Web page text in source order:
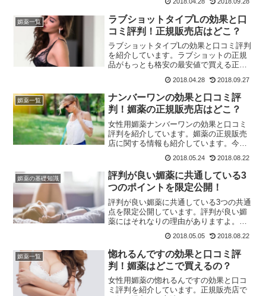
2018.04.28 2018.09.28
媚薬一覧
ラブショットタイプLの効果と口
コミ評判！正規販売店はどこ？
ラブショットタイプLの効果と口コミ評判
を紹介しています。ラブショットの正規
品がもっとも格安の最安値で買える正規
2018.04.28 2018.09.27
媚薬一覧
ナンバーワンの効果と口コミ評
判！媚薬の正規販売店はどこ？
女性用媚薬ナンバーワンの効果と口コミ
評判を紹介しています。媚薬の正規販売
店に関する情報も紹介しています。今す
2018.05.24 2018.08.22
媚薬の基礎知識
評判が良い媚薬に共通している3
つのポイントを限定公開！
評判が良い媚薬に共通している3つの共通
点を限定公開しています。評判が良い媚
薬にはそれなりの理由がありますよ。今
2018.05.05 2018.08.22
媚薬一覧
惚れるんですの効果と口コミ評
判！媚薬はどこで買えるの？
女性用媚薬の惚れるんですの効果と口コ
ミ評判を紹介しています。正規販売店で